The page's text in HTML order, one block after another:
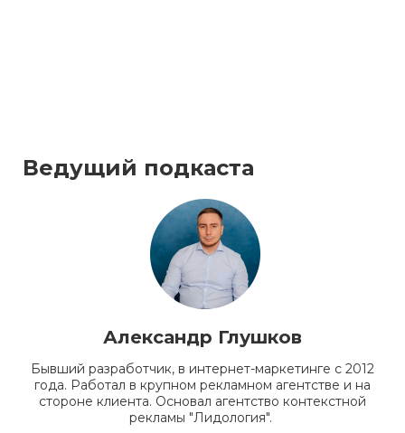
Ведущий подкаста
Александр Глушков
Бывший разработчик, в интернет-маркетинге с 2012
года. Работал в крупном рекламном агентстве и на
стороне клиента. Основал агентство контекстной
рекламы "Лидология".